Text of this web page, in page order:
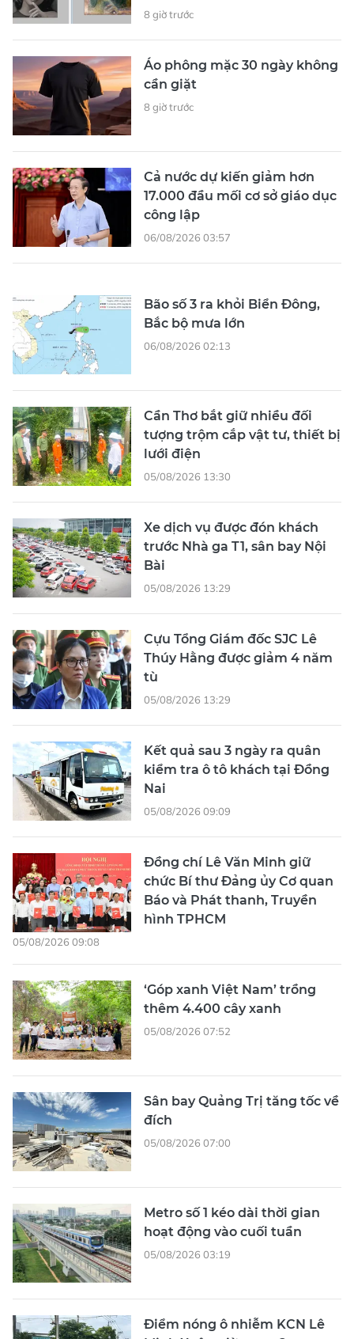
8 giờ trước
Áo phông mặc 30 ngày không
cần giặt
8 giờ trước
Cả nước dự kiến giảm hơn
17.000 đầu mối cơ sở giáo dục
công lập
06/08/2026 03:57
Bão số 3 ra khỏi Biển Đông,
Bắc bộ mưa lớn
06/08/2026 02:13
Cần Thơ bắt giữ nhiều đối
tượng trộm cắp vật tư, thiết bị
lưới điện
05/08/2026 13:30
Xe dịch vụ được đón khách
trước Nhà ga T1, sân bay Nội
Bài
05/08/2026 13:29
Cựu Tổng Giám đốc SJC Lê
Thúy Hằng được giảm 4 năm
tù
05/08/2026 13:29
Kết quả sau 3 ngày ra quân
kiểm tra ô tô khách tại Đồng
Nai
05/08/2026 09:09
Đồng chí Lê Văn Minh giữ
chức Bí thư Đảng ủy Cơ quan
Báo và Phát thanh, Truyền
hình TPHCM
05/08/2026 09:08
‘Góp xanh Việt Nam’ trồng
thêm 4.400 cây xanh
05/08/2026 07:52
Sân bay Quảng Trị tăng tốc về
đích
05/08/2026 07:00
Metro số 1 kéo dài thời gian
hoạt động vào cuối tuần
05/08/2026 03:19
Điểm nóng ô nhiễm KCN Lê